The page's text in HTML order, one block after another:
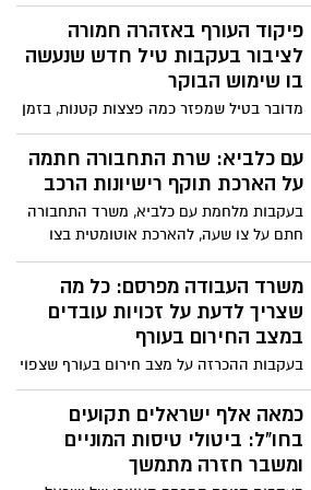
בנק ישראל מזהירים: עד 2045 תתרוקן קופת
הביטוח הלאומי – והיא לא תוכל לשלם
קצבאות כלל.
שבין שבת לראשון, בעקבות התקיפה
האמריקאית באיראן - לאחר הערכת מצב גם
מחר יישארו בתוקף ההנחיות המחמירות
פיקוד העורף באזהרה חמורה
לציבור בעקבות טיל חדש שנעשה
בו שימוש הבוקר
מדובר בטיל שמפזר כמה פצצות קטנות, בזמן
שהוא נמצא בגובה רב של כ-7 ק״מ באוויר.
בגובה הזה, הראש הקרבי של הטיל נפתח
ומתפצל - וכ-20 פצצות הקטנות עפות ממנו
עם כלביא: שרת התחבורה חתמה
על הארכת תוקף רישיונות הרכב
בעקבות מלחמת עם כלביא, משרד התחבורה
חתם על צו שעה, להארכת אוטומטית בצו
מיוחד של תוקף רישיונות הרכב שתוקפם פג
החל מ- 13/06 ועד ל- 13/07 2025, לתקופה של
60 ימים, בהוראת שעה, במטרה להבטיח את
הרציפות התפקודית של המשק גם בימי
חירום
משרד העבודה מפרסם: כל מה
שצריך לדעת על זכויות עובדים
במצב החירום בעורף
בעקבות ההכרזה על מצב חירום בעורף שצפוי
להימשך עד ה30 ליוני, משרד העבודה מפרסם
מידע מקיף ומעודכן על זכויות עובדים, בדגש
על סוגיות כמו עבודה מרחוק, פטורים
מהתייצבות, תשלום שכר, פיטורים ועוד.
הפרסום מגיע לאחר הערכת מצב משותפת
כמאה אלף ישראלים תקועים
בחו"ל: ביטולי טיסות המוניים
ומשבר חזרה מתמשך